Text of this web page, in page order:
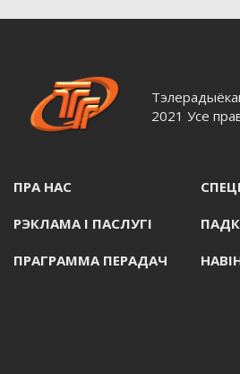
2021 Усе
ПРА НАС
РЭКЛАМА I ПАСЛУГI
ПРАГРАММА ПЕРАДАЧ